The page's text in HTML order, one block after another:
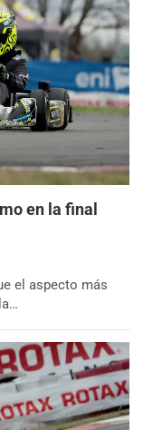
en la final
el aspecto más